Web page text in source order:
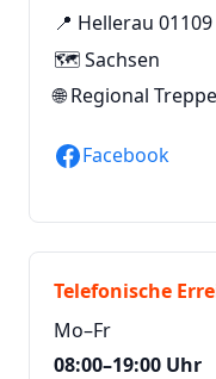
📍 Hellerau 01109
🗺️ Sachsen
🌐Regional
Facebook
Telefonische
Mo–Fr
08:00–19:00 Uhr